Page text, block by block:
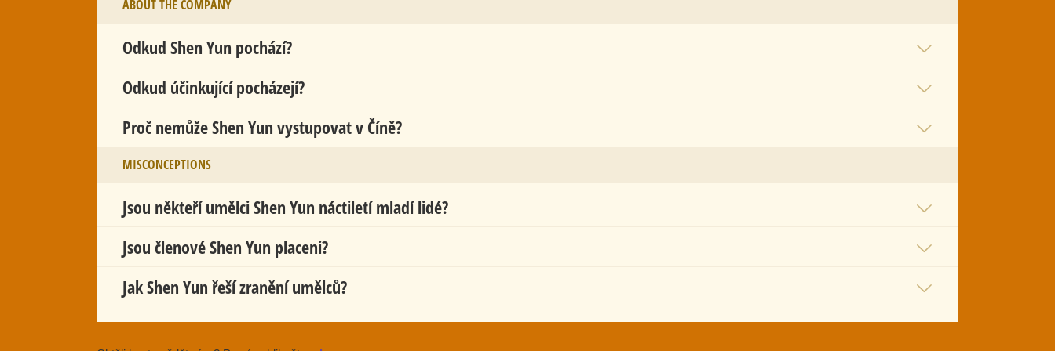
ABOUT THE COMPANY
Odkud Shen Yun pochází?
Odkud účinkující pocházejí?
Proč nemůže Shen Yun vystupovat v Číně?
MISCONCEPTIONS
Jsou někteří umělci Shen Yun náctiletí mladí lidé?
Jsou členové Shen Yun placeni?
Jak Shen Yun řeší zranění umělců?